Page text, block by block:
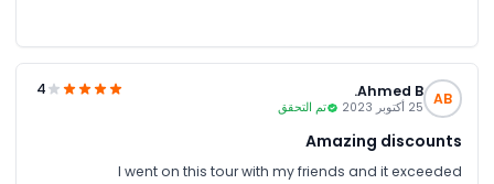
great services.
AB
Ahmed B.
25 أكتوبر 2023 تم التحقق
4
Amazing discounts
I went on this tour with my friends and it exceeded